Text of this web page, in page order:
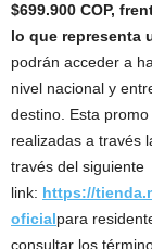
$699.900 COP,
lo que representa
podrán acceder a
nivel nacional y
destino. Esta
realizadas a través
través del siguiente
link: https://
oficialpara
consultar los